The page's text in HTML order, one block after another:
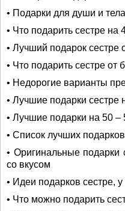
• Подарки для души и тела
• Что подарить сестре на
• Лучший подарок сестре
• Что подарить сестре от
• Недорогие варианты
• Лучшие подарки сестре
• Лучшие подарки на 50 –
• Список лучших
• Оригинальные подарки
со вкусом
• Идеи подарков сестре, у
• Что можно подарить